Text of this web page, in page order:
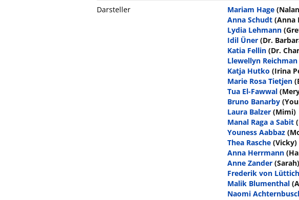
Darsteller
Mariam Hage
Anna Schudt (Anna
Lydia Lehmann
Idil Üner (Dr.
Katia Fellin (Dr.
Llewellyn Reichman
Katja Hutko (Irina
Marie Rosa Tietjen
Tua El-Fawwal
Bruno Banarby
Laura Balzer (Mimi)
Manal Raga a Sabit
Youness Aabbaz
Thea Rasche (Vicky)
Anna Herrmann
Anne Zander (Sarah)
Frederik von
Malik Blumenthal
Naomi